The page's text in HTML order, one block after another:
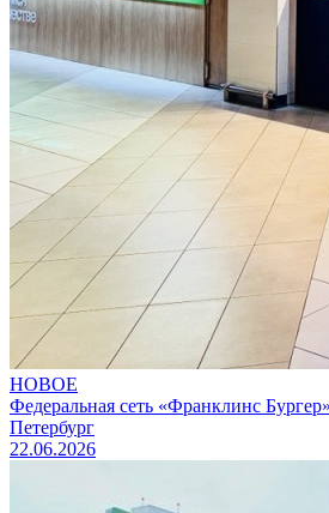
НОВОЕ
Федеральная сеть «Франклинс
Петербург
22.06.2026